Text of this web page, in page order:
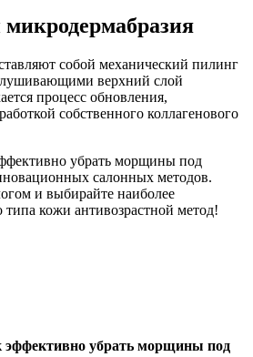
собой механический пилинг
верхний слой
процесс обновления,
собственного коллагенового
убрать морщины под
салонных методов.
и выбирайте наиболее
кожи антивозрастной метод!
эффективно убрать морщины под